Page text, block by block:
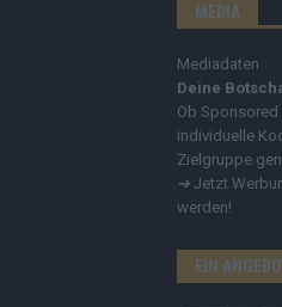
MEDIA
Mediadaten
Deine
Ob Sponsored
individuelle
Zielgruppe
➔ Jetzt
werden!
EIN